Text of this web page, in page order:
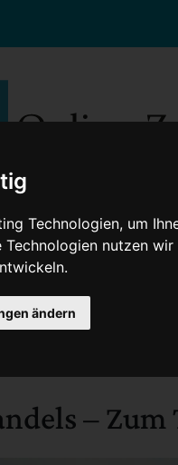
Technologien, um
nutzen
ändern
Gesellschaft
–